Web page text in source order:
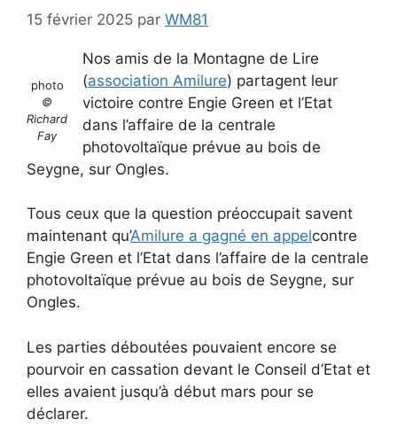
15 février 2025 par WM81
photo
©
Richard
Fay
Nos amis de la Montagne de Lire
(association Amilure) partagent leur
victoire contre Engie Green et l’Etat
dans l’affaire de la centrale
photovoltaïque prévue au bois de
Seygne, sur Ongles.
Tous ceux que la question préoccupait savent
maintenant qu’Amilure a gagné en appelcontre
Engie Green et l’Etat dans l’affaire de la centrale
photovoltaïque prévue au bois de Seygne, sur
Ongles.
Les parties déboutées pouvaient encore se
pourvoir en cassation devant le Conseil d’Etat et
elles avaient jusqu’à début mars pour se
déclarer.